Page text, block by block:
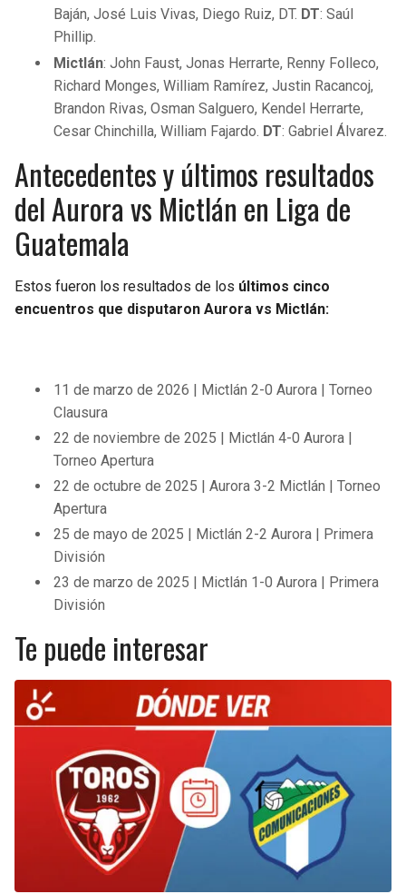
Baján, José Luis Vivas, Diego Ruiz, DT. DT: Saúl
Phillip.
Mictlán: John Faust, Jonas Herrarte, Renny Folleco,
Richard Monges, William Ramírez, Justin Racancoj,
Brandon Rivas, Osman Salguero, Kendel Herrarte,
Cesar Chinchilla, William Fajardo. DT: Gabriel Álvarez.
Antecedentes y últimos resultados
del Aurora vs Mictlán en Liga de
Guatemala
Estos fueron los resultados de los últimos cinco
encuentros que disputaron Aurora vs Mictlán:
11 de marzo de 2026 | Mictlán 2-0 Aurora | Torneo
Clausura
22 de noviembre de 2025 | Mictlán 4-0 Aurora |
Torneo Apertura
22 de octubre de 2025 | Aurora 3-2 Mictlán | Torneo
Apertura
25 de mayo de 2025 | Mictlán 2-2 Aurora | Primera
División
23 de marzo de 2025 | Mictlán 1-0 Aurora | Primera
División
Te puede interesar